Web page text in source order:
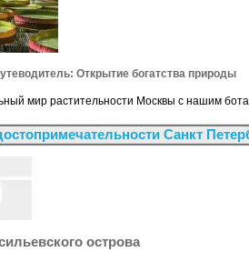
Открытие богатства природы
мир растительности Москвы с нашим
Санкт
острова